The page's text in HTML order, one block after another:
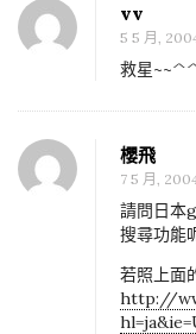
M
y
E
2
網
址
列
、
拖
vv
5 5 月,
救星
櫻飛
7 5 月,
請問日本
搜尋功能
若照上面
http://